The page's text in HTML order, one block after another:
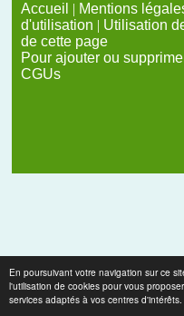
En poursuivant votre navigation sur ce
l'utilisation de cookies pour vous
services adaptés à vos centres d'intérêts.
Accueil | Mentions
d'utilisation | Utilisation
de cette page
Pour ajouter ou
CGUs